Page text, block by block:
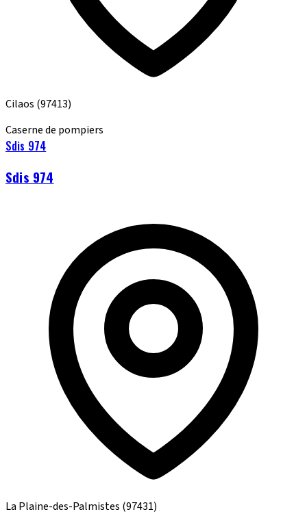
Cilaos (97413)
Caserne de pompiers
Sdis 974
Sdis 974
La Plaine-des-Palmistes (97431)